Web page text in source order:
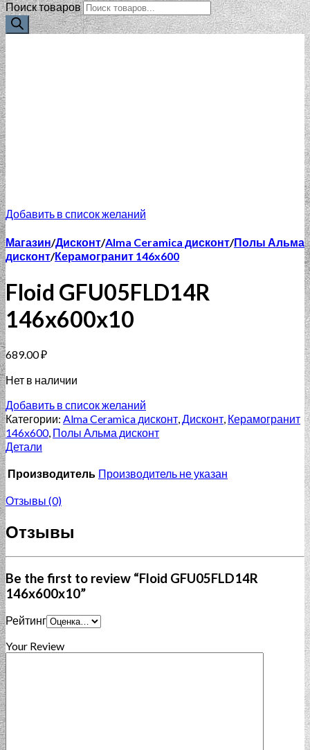
Поиск товаров
Добавить в список желаний
Магазин/Дисконт/Alma Ceramica дисконт/Полы Альма
дисконт/Керамогранит 146x600
Floid GFU05FLD14R
146x600x10
689.00₽
Нет в наличии
Добавить в список желаний
Категории: Alma Ceramica дисконт,Дисконт, Керамогранит
146x600, Полы Альма дисконт
Детали
Производитель Производитель не указан
Отзывы (0)
Отзывы
Be the first to review “Floid GFU05FLD14R
146x600x10”
Рейтинг
Your Review